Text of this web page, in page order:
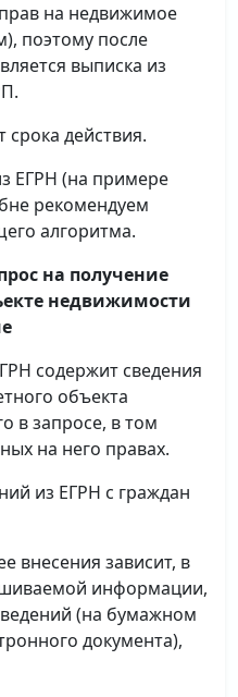
на недвижимое
поэтому после
выписка из
действия.
ЕГРН (на примере
рекомендуем
алгоритма.
на получение
недвижимости
содержит сведения
объекта
в запросе, в том
на него правах.
из ЕГРН с граждан
внесения зависит, в
информации,
(на бумажном
документа),